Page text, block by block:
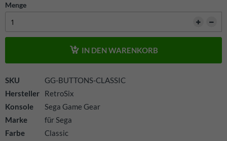
Menge
IN DEN WARENKORB
SKU
GG-BUTTONS-CLASSIC
Hersteller
RetroSix
Konsole
Sega Game Gear
Marke
für Sega
Farbe
Classic